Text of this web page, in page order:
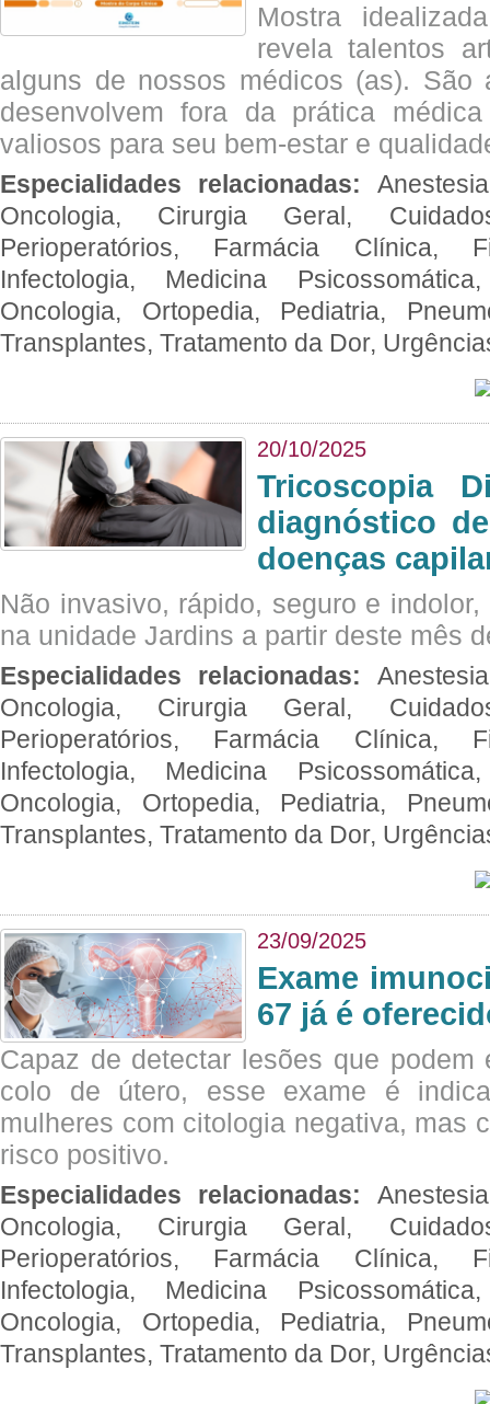
Mostra
revela talentos
alguns de nossos médicos (as). São
desenvolvem fora da prática
valiosos para seu bem-estar e
Especialidades relacionadas:
Oncologia, Cirurgia Geral,
Perioperatórios, Farmácia Clínica,
Infectologia, Medicina
Oncologia, Ortopedia, Pediatria,
Transplantes, Tratamento da Dor,
20/10/2025
Tricoscopia
diagnóstico
doenças
Não invasivo, rápido, seguro e
na unidade Jardins a partir deste mês
Especialidades relacionadas:
Oncologia, Cirurgia Geral,
Perioperatórios, Farmácia Clínica,
Infectologia, Medicina
Oncologia, Ortopedia, Pediatria,
Transplantes, Tratamento da Dor,
23/09/2025
Exame
67 já é
Capaz de detectar lesões que
colo de útero, esse exame é
mulheres com citologia negativa, mas
risco positivo.
Especialidades relacionadas:
Oncologia, Cirurgia Geral,
Perioperatórios, Farmácia Clínica,
Infectologia, Medicina
Oncologia, Ortopedia, Pediatria,
Transplantes, Tratamento da Dor,